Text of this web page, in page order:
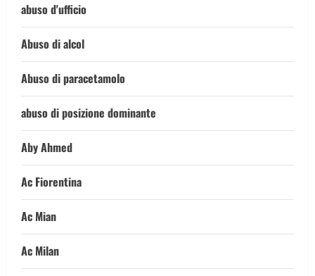
abuso d'ufficio
Abuso di alcol
Abuso di paracetamolo
abuso di posizione dominante
Aby Ahmed
Ac Fiorentina
Ac Mian
Ac Milan